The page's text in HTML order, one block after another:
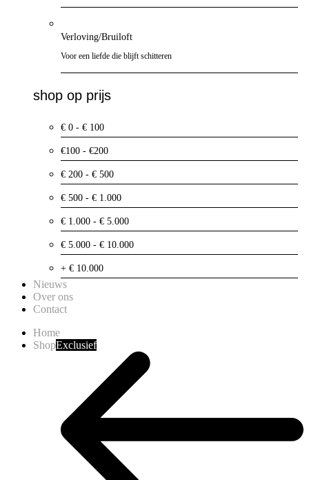
Verloving/Bruiloft
Voor een liefde die blijft schitteren
shop op prijs
€ 0 - € 100
€100 - €200
€ 200 - € 500
€ 500 - € 1.000
€ 1.000 - € 5.000
€ 5.000 - € 10.000
+ € 10.000
Nieuws
Over ons
Contact
Home
ShopExclusief